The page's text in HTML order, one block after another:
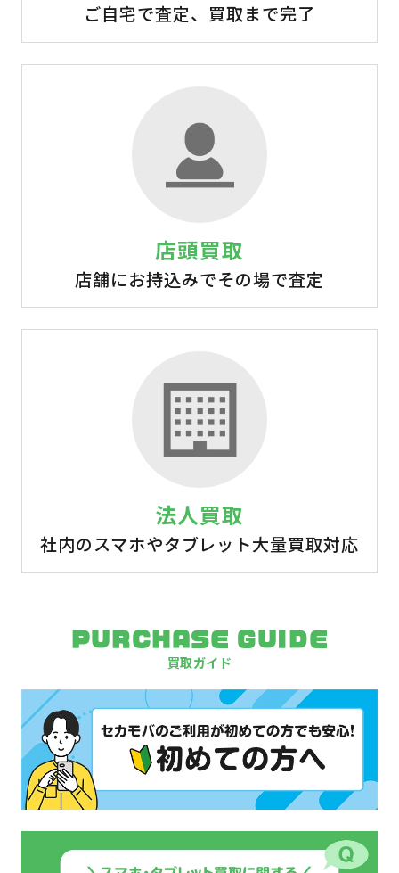
ご自宅で査定、買取まで完了
店頭買取
店舗にお持込みでその場で査定
法人買取
社内のスマホやタブレット大量買取対応
PURCHASE GUIDE
買取ガイド